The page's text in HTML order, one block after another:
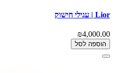
Lior | עגילי חישוק
₪4,000.00
הוספה לסל